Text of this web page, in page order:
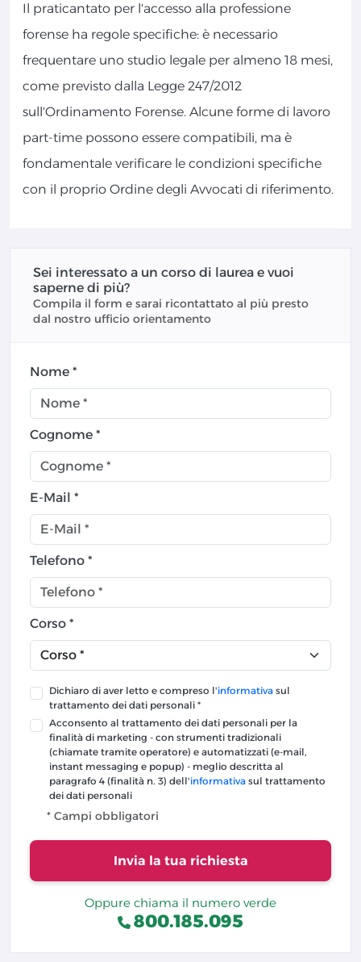
Il praticantato per l'accesso alla professione
forense ha regole specifiche: è necessario
frequentare uno studio legale per almeno 18 mesi,
come previsto dalla Legge 247/2012
sull'Ordinamento Forense. Alcune forme di lavoro
part-time possono essere compatibili, ma è
fondamentale verificare le condizioni specifiche
con il proprio Ordine degli Avvocati di riferimento.
Sei interessato a un corso di laurea e vuoi
saperne di più?
Compila il form e sarai ricontattato al più presto
dal nostro ufficio orientamento
Nome *
Cognome *
E-Mail *
Telefono *
Corso *
Dichiaro di aver letto e compreso l'informativa sul
trattamento dei dati personali *
Acconsento al trattamento dei dati personali per la
finalità di marketing - con strumenti tradizionali
(chiamate tramite operatore) e automatizzati (e-mail,
instant messaging e popup) - meglio descritta al
paragrafo 4 (finalità n. 3) dell'informativa sul trattamento
dei dati personali
* Campi obbligatori
Invia la tua richiesta
Oppure chiama il numero verde
800.185.095